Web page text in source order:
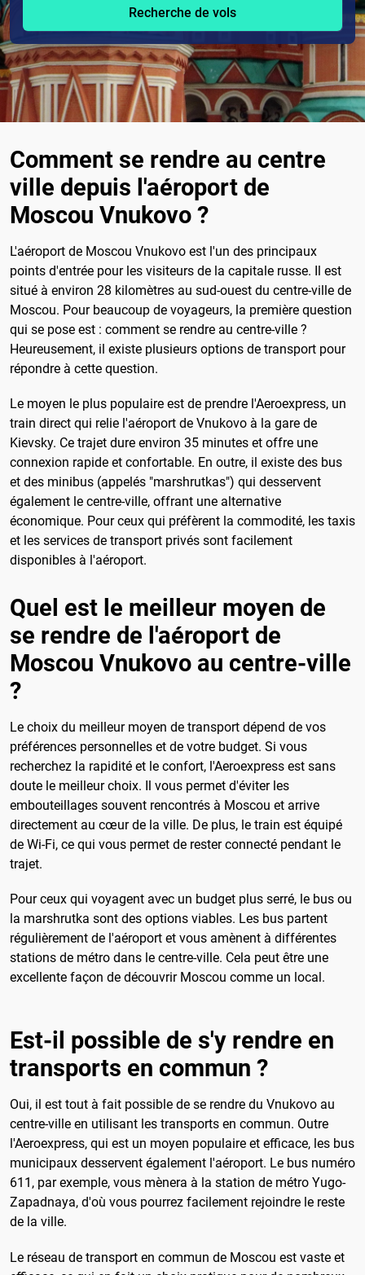
Recherche de vols
Comment se rendre au centre
ville depuis l'aéroport de
Moscou Vnukovo ?
L'aéroport de Moscou Vnukovo est l'un des principaux
points d'entrée pour les visiteurs de la capitale russe. Il est
situé à environ 28 kilomètres au sud-ouest du centre-ville de
Moscou. Pour beaucoup de voyageurs, la première question
qui se pose est : comment se rendre au centre-ville ?
Heureusement, il existe plusieurs options de transport pour
répondre à cette question.
Le moyen le plus populaire est de prendre l'Aeroexpress, un
train direct qui relie l'aéroport de Vnukovo à la gare de
Kievsky. Ce trajet dure environ 35 minutes et offre une
connexion rapide et confortable. En outre, il existe des bus
et des minibus (appelés "marshrutkas") qui desservent
également le centre-ville, offrant une alternative
économique. Pour ceux qui préfèrent la commodité, les taxis
et les services de transport privés sont facilement
disponibles à l'aéroport.
Quel est le meilleur moyen de
se rendre de l'aéroport de
Moscou Vnukovo au centre-ville
?
Le choix du meilleur moyen de transport dépend de vos
préférences personnelles et de votre budget. Si vous
recherchez la rapidité et le confort, l'Aeroexpress est sans
doute le meilleur choix. Il vous permet d'éviter les
embouteillages souvent rencontrés à Moscou et arrive
directement au cœur de la ville. De plus, le train est équipé
de Wi-Fi, ce qui vous permet de rester connecté pendant le
trajet.
Pour ceux qui voyagent avec un budget plus serré, le bus ou
la marshrutka sont des options viables. Les bus partent
régulièrement de l'aéroport et vous amènent à différentes
stations de métro dans le centre-ville. Cela peut être une
excellente façon de découvrir Moscou comme un local.
Est-il possible de s'y rendre en
transports en commun ?
Oui, il est tout à fait possible de se rendre du Vnukovo au
centre-ville en utilisant les transports en commun. Outre
l'Aeroexpress, qui est un moyen populaire et efficace, les bus
municipaux desservent également l'aéroport. Le bus numéro
611, par exemple, vous mènera à la station de métro Yugo-
Zapadnaya, d'où vous pourrez facilement rejoindre le reste
de la ville.
Le réseau de transport en commun de Moscou est vaste et